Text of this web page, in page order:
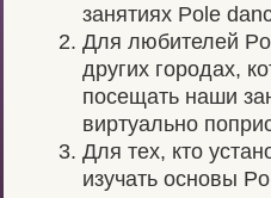
занятиях Pole
Для любителей
других городах,
посещать наши
виртуально
Для тех, кто
изучать основы